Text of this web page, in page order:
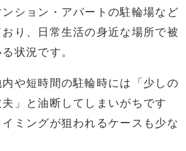
ション・アパートの駐輪場など
り、日常生活の身近な場所で被
状況です。
や短時間の駐輪時には「少しの
」と油断してしまいがちです
ミングが狙われるケースも少な